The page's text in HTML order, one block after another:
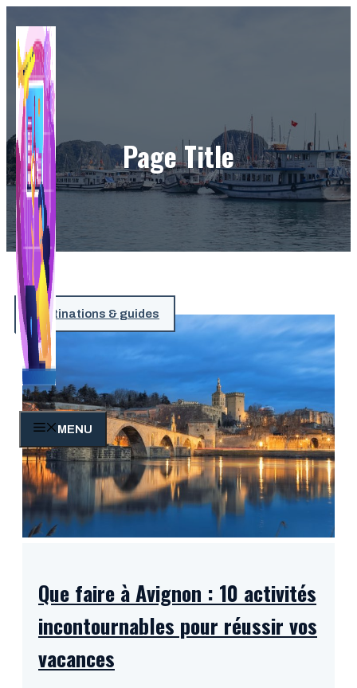
contenu
MENU
Page Title
Destinations & guides
Que faire à Avignon : 10 activités
incontournables pour réussir vos
vacances